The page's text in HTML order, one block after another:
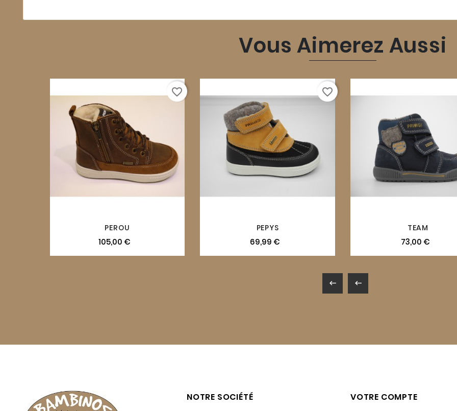
Vous Aimerez Aussi
PEROU
105,00 €
favorite_border
PEPYS
69,99 €
favorite_border
TEAM
73,00 €
 
NOTRE SOCIÉTÉ VOTRE COMPTE